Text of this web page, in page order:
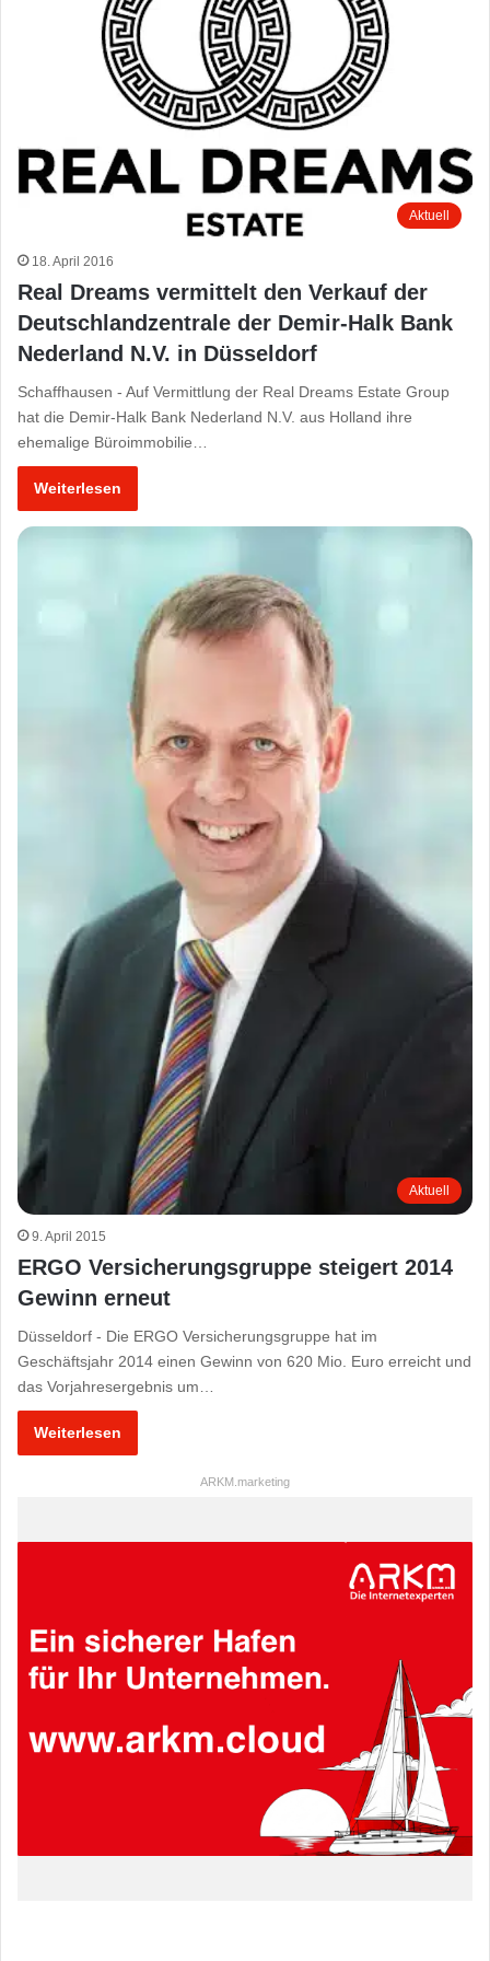
Aktuell
18. April 2016
Real Dreams vermittelt den Verkauf der
Deutschlandzentrale der Demir-Halk Bank
Nederland N.V. in Düsseldorf
Schaffhausen - Auf Vermittlung der Real Dreams Estate Group
hat die Demir-Halk Bank Nederland N.V. aus Holland ihre
ehemalige Büroimmobilie…
Weiterlesen
Aktuell
9. April 2015
ERGO Versicherungsgruppe steigert 2014
Gewinn erneut
Düsseldorf - Die ERGO Versicherungsgruppe hat im
Geschäftsjahr 2014 einen Gewinn von 620 Mio. Euro erreicht und
das Vorjahresergebnis um…
Weiterlesen
ARKM.marketing